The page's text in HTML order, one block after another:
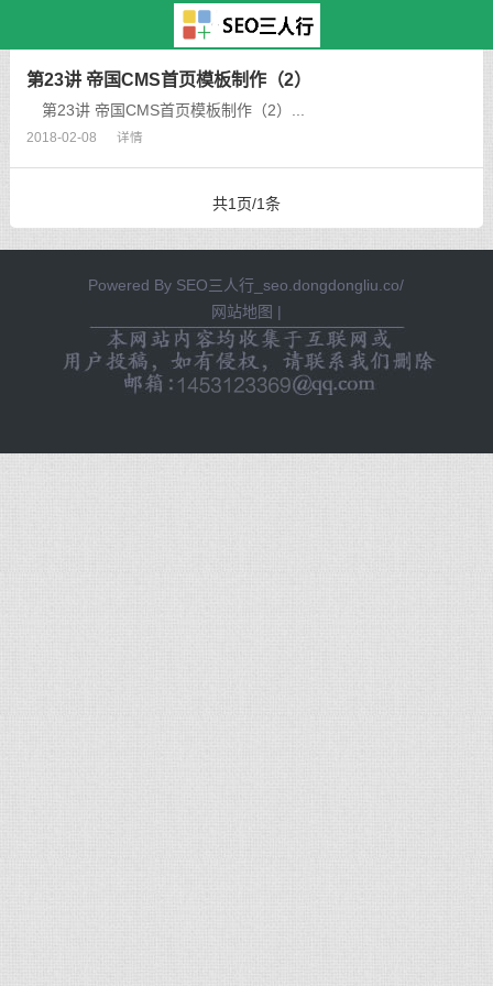
> 高级情话有
第23讲 帝国CMS首页模板制作（2）
第23讲 帝国CMS首页模板制作（2）...
2018-02-08 详情
共1页/1条
Powered By SEO三人行_seo.dongdongliu.co/
网站地图 |